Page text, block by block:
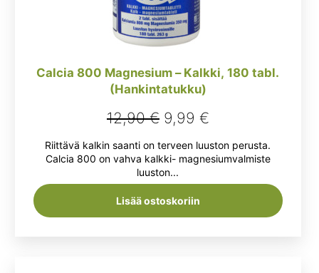
Calcia 800 Magnesium – Kalkki, 180 tabl.
(Hankintatukku)
12,90€ Alkuperäinen
hinta
oli:
12,90 €.
9,99 €Nykyinen
hinta
on:
9,99 €.
Riittävä kalkin saanti on terveen luuston perusta.
Calcia 800 on vahva kalkki- magnesiumvalmiste
luuston...
Lisää ostoskoriin